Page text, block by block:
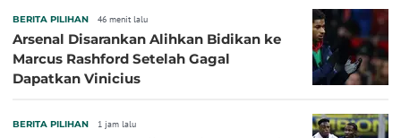
BERITA PILIHAN 46 menit lalu
Arsenal Disarankan Alihkan Bidikan ke
Marcus Rashford Setelah Gagal
Dapatkan Vinicius
BERITA PILIHAN 1 jam lalu